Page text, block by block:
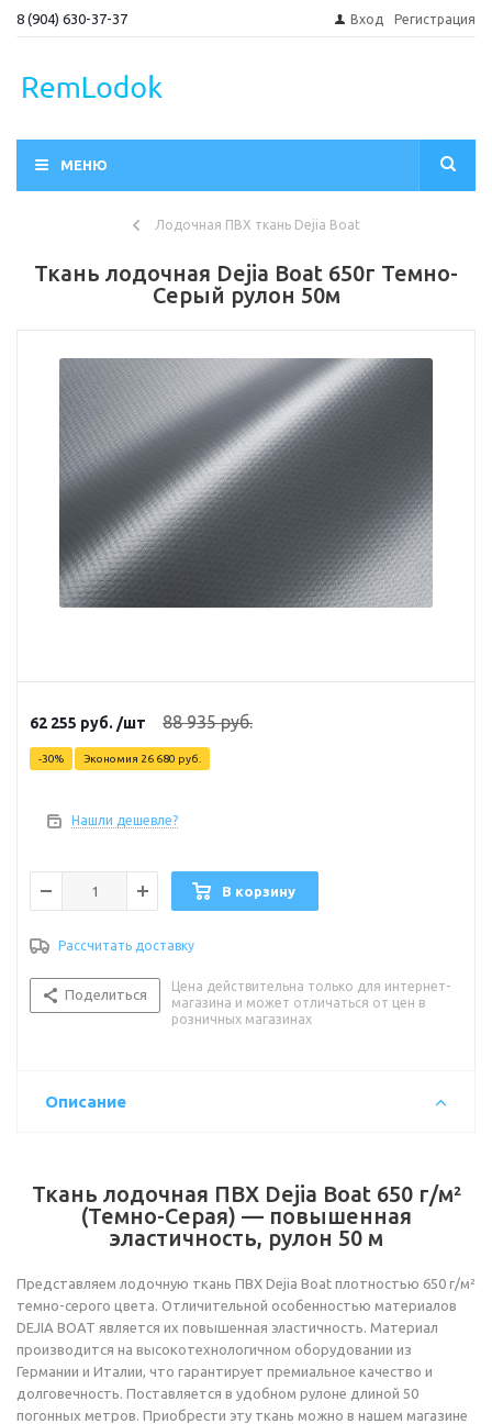
8 (904) 630-37-37 Вход Регистрация
МЕНЮ
Лодочная ПВХ ткань Dejia Boat
Ткань лодочная Dejia Boat 650г Темно-
Серый рулон 50м
62 255 руб. /шт 88 935руб.
-30% Экономия 26 680 руб.
Нашли дешевле?
В корзину
Рассчитать доставку
Поделиться
Цена действительна только для интернет-
магазина и может отличаться от цен в
розничных магазинах
Описание
Ткань лодочная ПВХ Dejia Boat 650 г/м²
(Темно-Серая) — повышенная
эластичность, рулон 50 м
Представляем лодочную ткань ПВХ Dejia Boat плотностью 650 г/м²
темно-серого цвета. Отличительной особенностью материалов
DEJIA BOAT является их повышенная эластичность. Материал
производится на высокотехнологичном оборудовании из
Германии и Италии, что гарантирует премиальное качество и
долговечность. Поставляется в удобном рулоне длиной 50
погонных метров. Приобрести эту ткань можно в нашем магазине